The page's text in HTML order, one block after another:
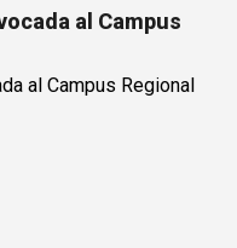
al Campus